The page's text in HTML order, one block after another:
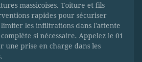
massicoises. Toiture et fils
rapides pour sécuriser
les infiltrations dans l'attente
si nécessaire. Appelez le 01
une prise en charge dans les